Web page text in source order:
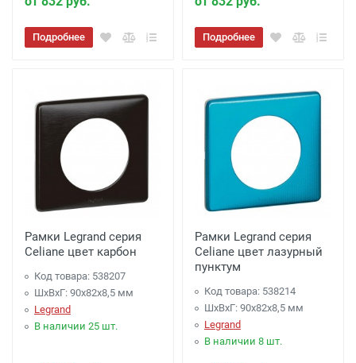
Подробнее Подробнее
Рамки Legrand серия
Celiane цвет карбон
Код товара: 538207
ШхВхГ: 90x82x8,5 мм
Legrand
В наличии 25 шт.
Рамки Legrand серия
Celiane цвет лазурный
пунктум
Код товара: 538214
ШхВхГ: 90x82x8,5 мм
Legrand
В наличии 8 шт.